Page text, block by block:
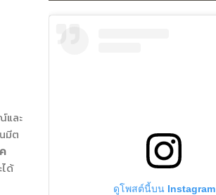
และ
มีต
ด้
ดูโพสต์นี้บน Instagram